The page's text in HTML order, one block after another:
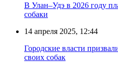
В Улан–Удэ в 2026 году
собаки
14 апреля 2025, 12:44
Городские власти
своих собак